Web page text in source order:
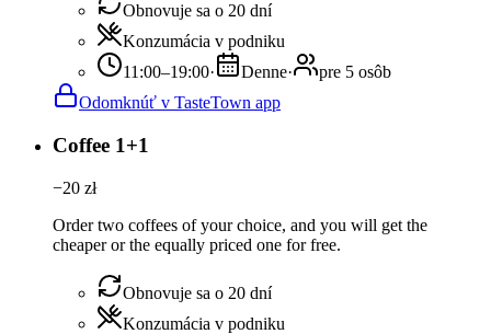
Obnovuje sa o 20 dní
Konzumácia v podniku
11:00–19:00· Denne·
pre 5 osôb
Odomknúť v TasteTown app
Coffee 1+1
−20 zł
Order two coffees of your choice, and you will get the
cheaper or the equally priced one for free.
Obnovuje sa o 20 dní
Konzumácia v podniku